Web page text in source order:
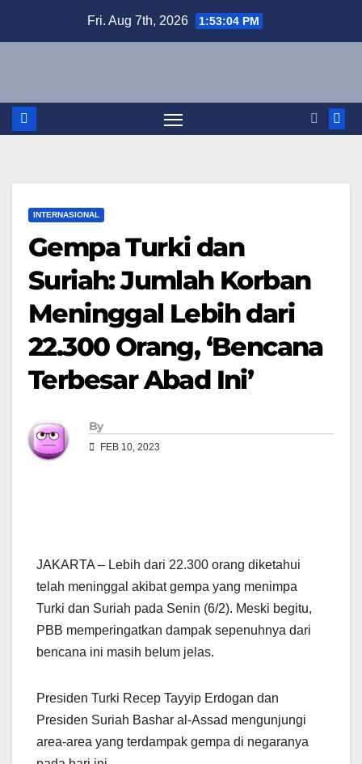
Fri. Aug 7th, 2026 1:53:05 PM
INTERNASIONAL
Gempa Turki dan
Suriah: Jumlah Korban
Meninggal Lebih dari
22.300 Orang, ‘Bencana
Terbesar Abad Ini’
By
FEB 10, 2023
JAKARTA – Lebih dari 22.300 orang diketahui
telah meninggal akibat gempa yang menimpa
Turki dan Suriah pada Senin (6/2). Meski begitu,
PBB memperingatkan dampak sepenuhnya dari
bencana ini masih belum jelas.
Presiden Turki Recep Tayyip Erdogan dan
Presiden Suriah Bashar al-Assad mengunjungi
area-area yang terdampak gempa di negaranya